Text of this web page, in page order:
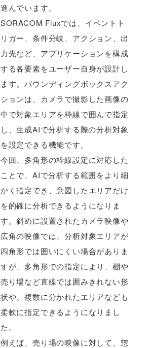
進んでいます。
SORACOM Fluxでは、イベントト
リガー、条件分岐、アクション、出
力先など、アプリケーションを構成
する各要素をユーザー自身が設計し
ます。バウンディングボックスアク
ションは、カメラで撮影した画像の
中で対象エリアを枠線で囲んで指定
し、生成AIで分析する際の分析対象
を設定できる機能です。
今回、多角形の枠線設定に対応した
ことで、AIで分析する範囲をより細
かく指定でき、意図したエリアだけ
を的確に分析できるようになりま
す。斜めに設置されたカメラ映像や
広角の映像では、分析対象エリアが
四角形では囲いにくい場合がありま
すが、多角形での指定により、棚や
売り場など直線では囲みきれない形
状や、複数に分かれたエリアなども
柔軟に指定できるようになりまし
た。
例えば、売り場の映像に対して、惣